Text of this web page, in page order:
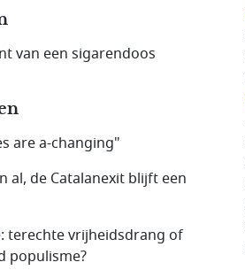
van een sigarendoos
are a-changing"
al, de Catalanexit blijft een
terechte vrijheidsdrang of
populisme?